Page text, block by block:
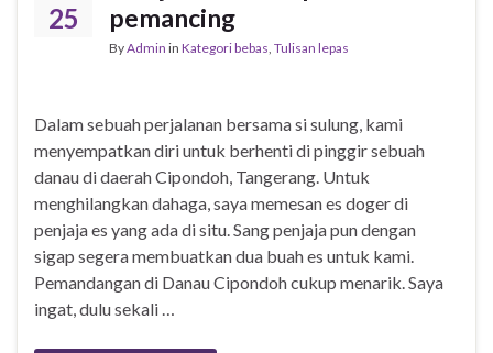
25
pemancing
ByAdmin in Kategori bebas, Tulisan lepas
Dalam sebuah perjalanan bersama si sulung, kami
menyempatkan diri untuk berhenti di pinggir sebuah
danau di daerah Cipondoh, Tangerang. Untuk
menghilangkan dahaga, saya memesan es doger di
penjaja es yang ada di situ. Sang penjaja pun dengan
sigap segera membuatkan dua buah es untuk kami.
Pemandangan di Danau Cipondoh cukup menarik. Saya
ingat, dulu sekali …